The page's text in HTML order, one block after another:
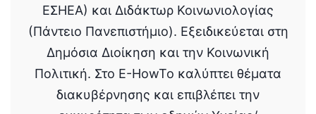
ΕΣΗΕΑ) και Διδάκτωρ Κοινωνιολογίας
(Πάντειο Πανεπιστήμιο). Εξειδικεύεται στη
Δημόσια Διοίκηση και την Κοινωνική
Πολιτική. Στο E-HowTo καλύπτει θέματα
διακυβέρνησης και επιβλέπει την